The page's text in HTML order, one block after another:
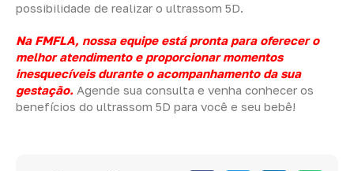
possibilidade de realizar o ultrassom 5D.
Na FMFLA, nossa equipe está pronta para oferecer o
melhor atendimento e proporcionar momentos
inesquecíveis durante o acompanhamento da sua
gestação. Agende sua consulta e venha conhecer os
benefícios do ultrassom 5D para você e seu bebê!